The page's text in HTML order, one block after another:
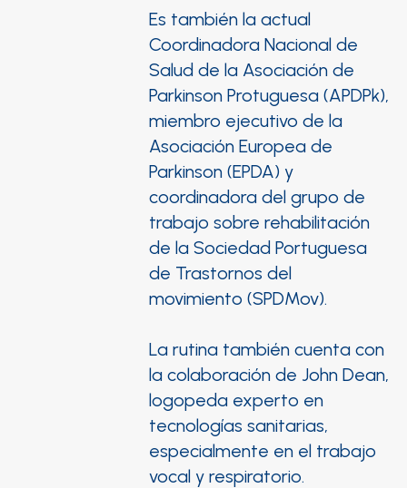
Es también la actual
Coordinadora Nacional de
Salud de la Asociación de
Parkinson Protuguesa (APDPk),
miembro ejecutivo de la
Asociación Europea de
Parkinson (EPDA) y
coordinadora del grupo de
trabajo sobre rehabilitación
de la Sociedad Portuguesa
de Trastornos del
movimiento (SPDMov).
La rutina también cuenta con
la colaboración de John Dean,
logopeda experto en
tecnologías sanitarias,
especialmente en el trabajo
vocal y respiratorio.